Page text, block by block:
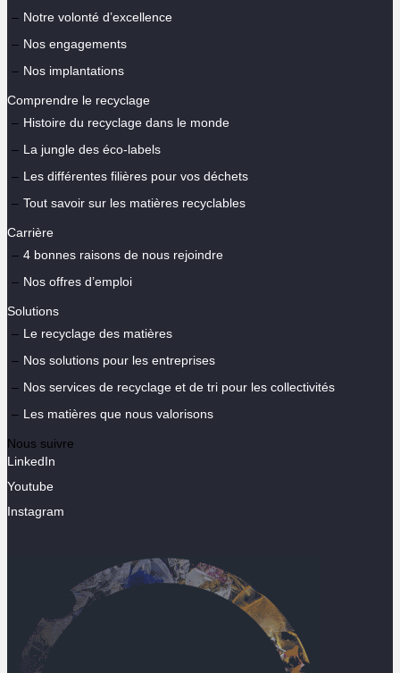
Notre volonté d’excellence
Nos engagements
Nos implantations
Comprendre le recyclage
Histoire du recyclage dans le monde
La jungle des éco-labels
Les différentes filières pour vos déchets
Tout savoir sur les matières recyclables
Carrière
4 bonnes raisons de nous rejoindre
Nos offres d’emploi
Solutions
Le recyclage des matières
Nos solutions pour les entreprises
Nos services de recyclage et de tri pour les collectivités
Les matières que nous valorisons
Nous suivre
LinkedIn
Youtube
Instagram